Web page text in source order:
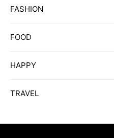
FASHION
FOOD
HAPPY
TRAVEL